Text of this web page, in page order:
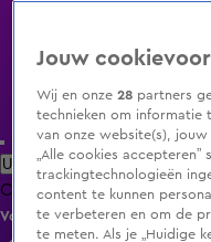
Uitzending Gemist Populaire
ClipsFilmsRadioSmart TV
Volg KIJK
Jouw
Wij en onze28 partners
technieken om informatie
van onze website(s),
„Alle cookies
trackingtechnologieën
content te kunnen
te verbeteren en om de
te meten. Als je „Huidige